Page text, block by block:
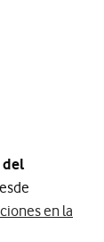
del
en la